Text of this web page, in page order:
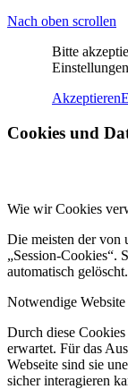
Nach oben scrollen
Bitte
Akzeptieren
Cookies und
Wie wir Cookies
Die meisten der von
„Session-Cookies“.
automatisch gelöscht.
Notwendige
Durch diese
erwartet. Für das
Webseite sind sie
sicher interagieren